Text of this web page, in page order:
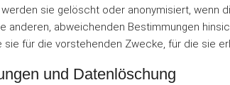
sie gelöscht oder anonymisiert, wenn
anderen, abweichenden Bestimmungen
sie für die vorstehenden Zwecke, für die sie
und Datenlöschung